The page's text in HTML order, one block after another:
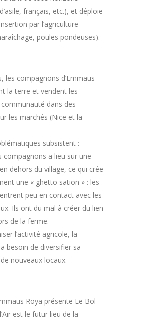
français, etc.), et déploie
par l’agriculture
poules pondeuses).
les compagnons d’Emmaüs
la terre et vendent les
dans des
les marchés (Nice et la
subsistent :
compagnons a lieu sur une
dehors du village, ce qui crée
une « ghettoïsation » : les
peu en contact avec les
Ils ont du mal à créer du lien
de la ferme.
l’activité agricole, la
besoin de diversifier sa
nouveaux locaux.
Roya présente Le Bol
est le futur lieu de la